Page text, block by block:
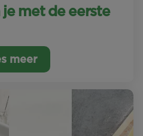
met de eerste
meer